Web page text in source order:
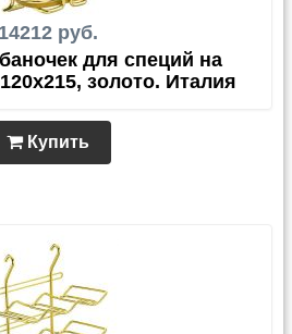
14212 руб.
для специй на
золото. Италия
Купить